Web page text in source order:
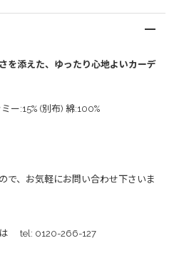
を添えた、ゆったり心地よいカーデ
ー:15% (別布) 綿:100%
で、お気軽にお問い合わせ下さいま
は tel: 0120-266-127